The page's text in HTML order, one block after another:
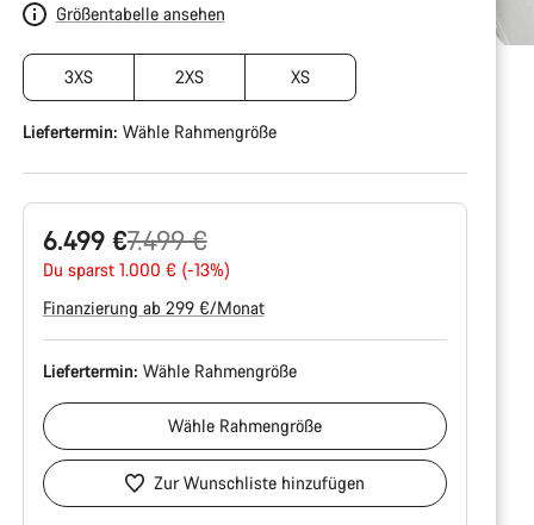
Größentabelle ansehen
3XS 2XS XS
Liefertermin: Wähle Rahmengröße
6.499 €
Ursprungspreis
7.499 €
Du sparst 1.000 € (-13%)
Finanzierung ab 299 €/Monat
Liefertermin: Wähle Rahmengröße
Wähle Rahmengröße
Zur Wunschliste hinzufügen